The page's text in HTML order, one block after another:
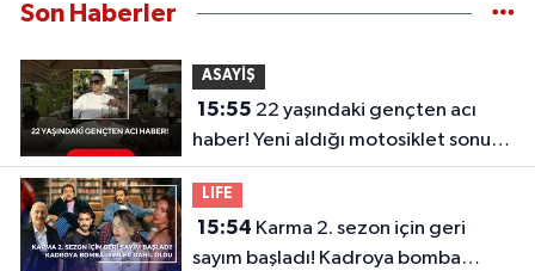
Son Haberler
ASAYİŞ
15:55
haber! Yeni aldığı motosiklet sonu
oldu
LIFE
15:54
sayım başladı! Kadroya bomba